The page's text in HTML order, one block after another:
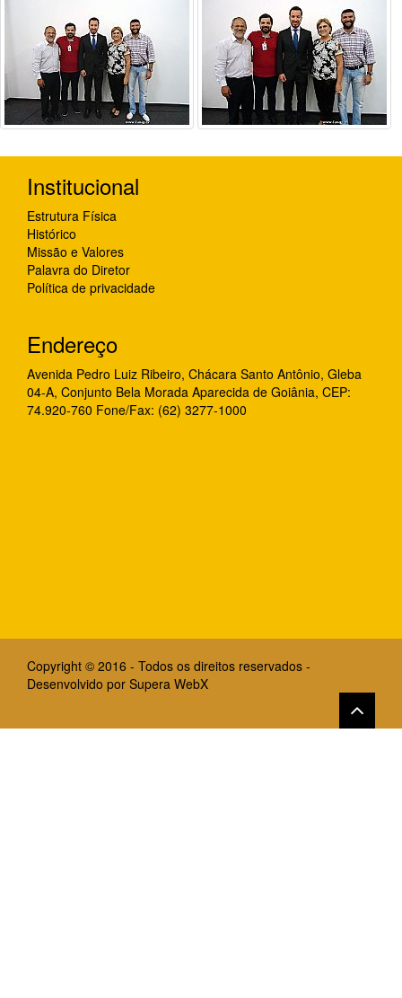
Institucional
Estrutura Física
Histórico
Missão e Valores
Palavra do Diretor
Política de privacidade
Endereço
Avenida Pedro Luiz Ribeiro, Chácara Santo Antônio, Gleba
04-A, Conjunto Bela Morada Aparecida de Goiânia, CEP:
74.920-760 Fone/Fax: (62) 3277-1000
Copyright © 2016 - Todos os direitos reservados -
Desenvolvido por Supera WebX